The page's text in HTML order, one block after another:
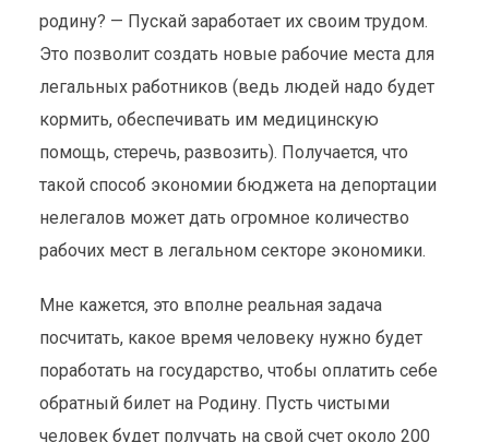
родину? — Пускай заработает их своим трудом.
Это позволит создать новые рабочие места для
легальных работников (ведь людей надо будет
кормить, обеспечивать им медицинскую
помощь, стеречь, развозить). Получается, что
такой способ экономии бюджета на депортации
нелегалов может дать огромное количество
рабочих мест в легальном секторе экономики.
Мне кажется, это вполне реальная задача
посчитать, какое время человеку нужно будет
поработать на государство, чтобы оплатить себе
обратный билет на Родину. Пусть чистыми
человек будет получать на свой счет около 200